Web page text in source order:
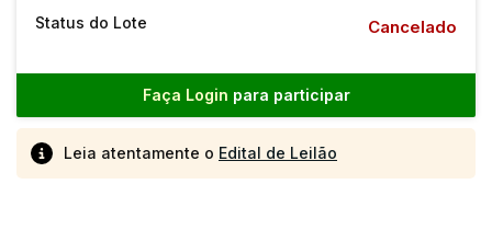
Status do Lote Cancelado
Faça Login para participar
Leia atentamente o Edital de Leilão